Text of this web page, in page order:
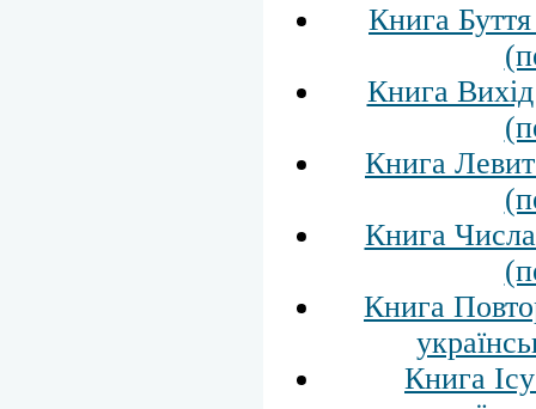
Книга
Книга
Книга
Книга
Книга
Книга